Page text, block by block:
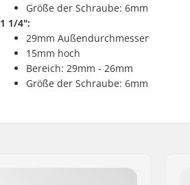
Größe der Schraube: 6mm
1 1/4":
29mm Außendurchmesser
15mm hoch
Bereich: 29mm - 26mm
Größe der Schraube: 6mm